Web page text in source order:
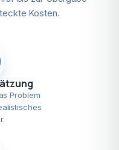
Kosten.
Problem